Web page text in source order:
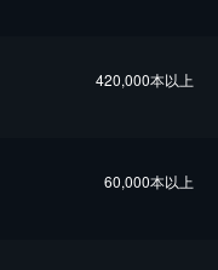
420,000本以上
60,000本以上